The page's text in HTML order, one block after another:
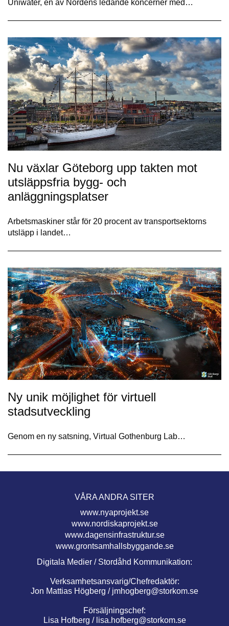
Uniwater, en av Nordens ledande koncerner med…
Nu växlar Göteborg upp takten mot
utsläppsfria bygg- och
anläggningsplatser
Arbetsmaskiner står för 20 procent av transportsektorns
utsläpp i landet…
Ny unik möjlighet för virtuell
stadsutveckling
Genom en ny satsning, Virtual Gothenburg Lab…
VÅRA ANDRA SITER
www.nyaprojekt.se
www.nordiskaprojekt.se
www.dagensinfrastruktur.se
www.grontsamhallsbyggande.se
Digitala Medier / Stordåhd Kommunikation:
Verksamhetsansvarig/Chefredaktör:
Jon Mattias Högberg / jmhogberg@storkom.se
Försäljningschef:
Lisa Hofberg / lisa.hofberg@storkom.se